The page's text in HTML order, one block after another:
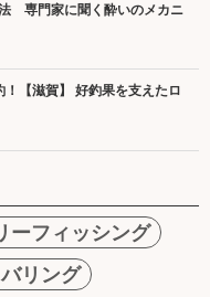
専門家に聞く酔いのメカニ
【滋賀】 好釣果を支えたロ
ーフィッシング
リング